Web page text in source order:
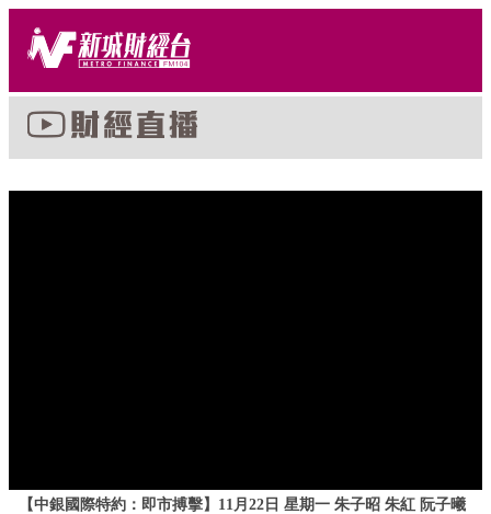
【中銀國際特約：即市搏擊】11月22日 星期一 朱子昭 朱紅 阮子曦